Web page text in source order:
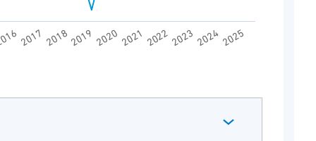
2017 20182019 2020 2021 20222023 2024 2025